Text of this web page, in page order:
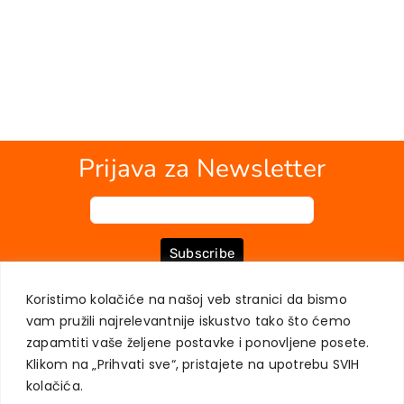
Koristimo kolačiće na našoj veb stranici da bismo
vam pružili najrelevantnije iskustvo tako što ćemo
zapamtiti vaše željene postavke i ponovljene posete.
Klikom na „Prihvati sve“, pristajete na upotrebu SVIH
kolačića.
Prijava za Newsletter
Subscribe
O NAMA KNJIGE MOJ NALOG KONTAKT
USLOVI KUPOVINE
ZAŠTITA PRIVATNOSTI KORISNIKA